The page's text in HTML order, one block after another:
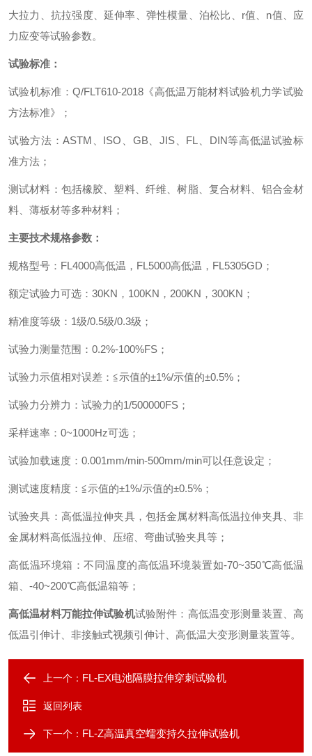
大拉力、抗拉强度、延伸率、弹性模量、泊松比、 r值、 n值、应
力应变等试验参数。
试验标准：
试验机标准 ：Q/FLT610-2018 《高低温万能材料试验机力学试验
方法标准》
；
试验方法 ：ASTM ISO GB 、JIS FL DIN等高低温试验标
准方法 ；
测试材料 ： 包括橡胶、塑料、纤维、树脂、复合材料、铝合金材
料、薄板材等多种材料 ；
主要技术规格参数 ：
规格型号 ： FL4000高低温 ， FL5000高低温 ， FL5305GD ；
额定试验力可选 ： 30KN ， 100KN ， 200KN ， 300KN ；
精准度等级 ： 1级/0.5级/0.3级 ；
试验力测量范围 ： 0.2%-100%FS ；
试验力示值相对误差 ： ≦示值的±1%/示值的±0.5% ；
试验力分辨力 ： 试验力的1/500000FS ；
采样速率 ： 0~1000Hz可选 ；
试验加载速度 ： 0.001mm/min-500mm/min可以任意设定 ；
测试速度精度 ： ≦示值的±1%/示值的±0.5% ；
试验夹具 ： 高低温拉伸夹具，包括金属材料高低温拉伸夹具、非
金属材料高低温拉伸、压缩、弯曲试验夹具等 ；
高低温环境箱 ：不同温度的高低温环境装置如-70~350℃高低温
箱、 -40~200℃高低温箱等 ；
高低温材料万能拉伸试验机试验附件：高低温变形测量装置、高
低温引伸计、非接触式视频引伸计、高低温大变形测量装置等。
上一个： FL-EX电池隔膜拉伸穿刺试验机
返回列表
下一个： FL-Z高温真空蠕变持久拉伸试验机